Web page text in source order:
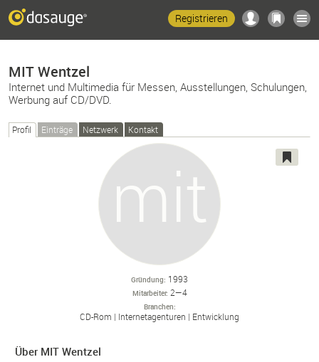
Registrieren
MIT Wentzel
Internet und Multimedia für Messen, Ausstellungen, Schulungen,
Werbung auf CD/DVD.
Profil Einträge Netzwerk Kontakt
Gründung 1993
Mitarbeiter 2—4
Branchen
CD-Rom Internetagenturen Entwicklung
Über MIT Wentzel